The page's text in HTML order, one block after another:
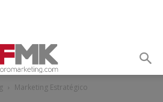
Marketing Estratégico